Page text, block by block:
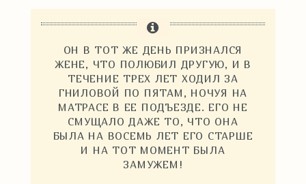
ОН В ТОТ ЖЕ ДЕНЬ ПРИЗНАЛСЯ
ЖЕНЕ, ЧТО ПОЛЮБИЛ ДРУГУЮ, И В
ТЕЧЕНИЕ ТРЕХ ЛЕТ ХОДИЛ ЗА
ГНИЛОВОЙ ПО ПЯТАМ, НОЧУЯ НА
МАТРАСЕ В ЕЕ ПОДЪЕЗДЕ. ЕГО НЕ
СМУЩАЛО ДАЖЕ ТО, ЧТО ОНА
БЫЛА НА ВОСЕМЬ ЛЕТ ЕГО СТАРШЕ
И НА ТОТ МОМЕНТ БЫЛА
ЗАМУЖЕМ!